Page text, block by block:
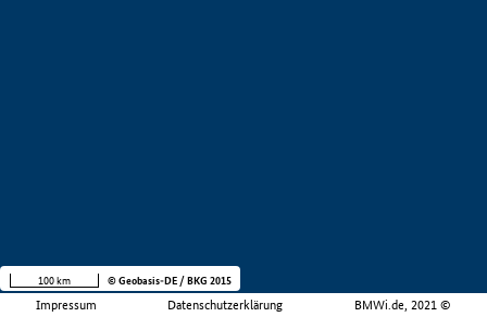
Impressum Datenschutzerklärung BMWi.de, 2021 ©
100 km © Geobasis-DE / BKG 2015